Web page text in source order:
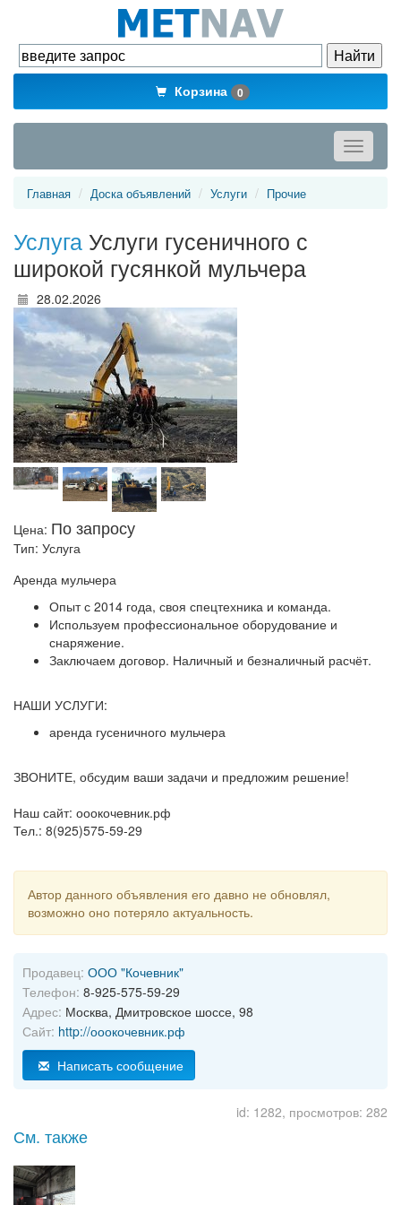
Корзина 0
Toggle
Главная Доска объявлений Услуги Прочие
Услуга Услуги гусеничного с
широкой гусянкой мульчера
28.02.2026
Цена: По запросу
Тип: Услуга
Аренда мульчера
Опыт с 2014 года, своя спецтехника и команда.
Используем профессиональное оборудование и
снаряжение.
Заключаем договор. Наличный и безналичный расчёт.
НАШИ УСЛУГИ:
аренда гусеничного мульчера
ЗВОНИТЕ, обсудим ваши задачи и предложим решение!
Наш сайт: ооокочевник.рф
Тел.: 8(925)575-59-29
Автор данного объявления его давно не обновлял,
возможно оно потеряло актуальность.
Продавец: ООО "Кочевник"
Телефон: 8-925-575-59-29
Адрес: Москва, Дмитровское шоссе, 98
Сайт: http://ооокочевник.рф
Написать сообщение
id: 1282, просмотров: 282
См. также